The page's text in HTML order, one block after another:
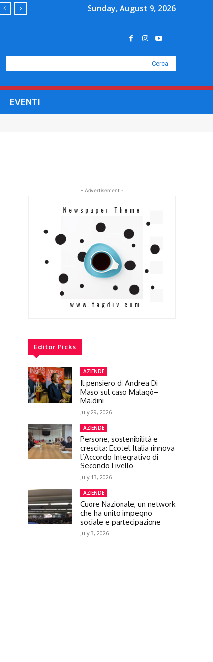
Sunday, August 9, 2026
Cerca
EVENTI
- Advertisement -
Editor Picks
AZIENDE
Il pensiero di Andrea Di
Maso sul caso Malagò–
Maldini
July 29, 2026
AZIENDE
Persone, sostenibilità e
crescita: Ecotel Italia rinnova
l’Accordo Integrativo di
Secondo Livello
July 13, 2026
AZIENDE
Cuore Nazionale, un network
che ha unito impegno
sociale e partecipazione
July 3, 2026